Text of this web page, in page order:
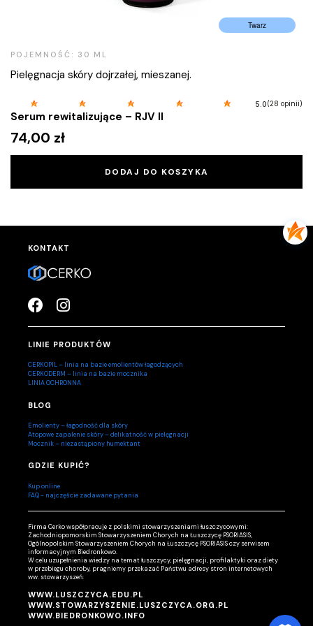
Twarz
Serum rewitalizujące – RJV II
POJEMNOŚĆ: 30 ML
Pielęgnacja skóry dojrzałej, mieszanej.
74,00 zł
5.0(28 opinii)
DODAJ DO KOSZYKA
KONTAKT
LINIE PRODUKTÓW
CERKOPIL – linia na bazie emolientów łagodzących
CERKODERM – linia na bazie mocznika
LINIA OCHRONNA
BLOG
Emolienty – łagodność dla skóry
Atopowe zapalenie skóry – delikatność w pielęgnacji
Mocznik – niezastąpiony humektant
GDZIE KUPIĆ?
Kup online
FAQ - najczęście zadawane pytania
Firma Cerko współpracuje z polskimi stowarzyszeniami łuszczycowymi:
Zachodniopomorskim Stowarzyszeniem Chorych na Łuszczycę PSORIASIS,
Ogólnopolskim Stowarzyszeniem Chorych na Łuszczycę PSORIASIS czy serwisem
informacyjnym Biedronkowo.
W celu uzupełnienia wiedzy na temat łuszczycy, pielęgnacji, profilaktyki oraz diety
w przebiegu choroby, pragniemy przekazać Państwu adresy stron internetowych
ww. stowarzyszeń:
WWW.LUSZCZYCA.EDU.PL
WWW.STOWARZYSZENIE.LUSZCZYCA.ORG.PL
WWW.BIEDRONKOWO.INFO